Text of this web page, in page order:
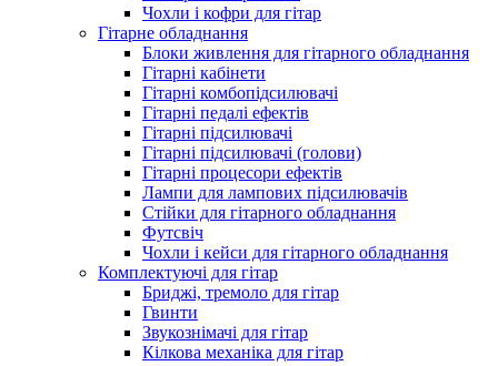
Чохли і кофри для гітар
Гітарне обладнання
Блоки живлення для гітарного обладнання
Гітарні кабінети
Гітарні комбопідсилювачі
Гітарні педалі ефектів
Гітарні підсилювачі
Гітарні підсилювачі (голови)
Гітарні процесори ефектів
Лампи для лампових підсилювачів
Стійки для гітарного обладнання
Футсвіч
Чохли і кейси для гітарного обладнання
Комплектуючі для гітар
Бриджі, тремоло для гітар
Гвинти
Звукознімачі для гітар
Кілкова механіка для гітар